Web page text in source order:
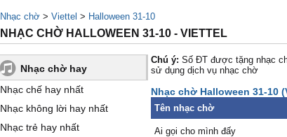
Nhạc chờ > Viettel > Halloween 31-10
NHẠC CHỜ HALLOWEEN 31-10 - VIETTEL
Nhạc chờ hay
Nhạc chế hay nhất
Nhạc không lời hay nhất
Nhạc trẻ hay nhất
Chú ý: Số ĐT được tặng nhạc
sử dụng dịch vụ nhạc chờ
Nhạc chờ Halloween 31-10
Tên nhạc chờ
Ai gọi cho mình đấy